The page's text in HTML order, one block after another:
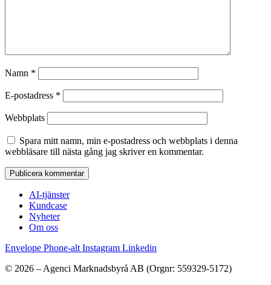
Namn *
E-postadress *
Webbplats
Spara mitt namn, min e-postadress och webbplats i denna
webbläsare till nästa gång jag skriver en kommentar.
AI-tjänster
Kundcase
Nyheter
Om oss
Envelope Phone-alt Instagram Linkedin
© 2026 – Agenci Marknadsbyrå AB (Orgnr: 559329-5172)